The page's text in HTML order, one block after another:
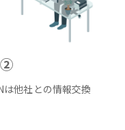
②
他社との情報交換